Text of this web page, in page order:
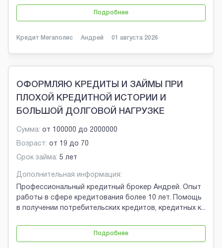
Подробнее
Кредит Мегаполис Андрей 01 августа 2026
ОФОРМЛЯЮ КРЕДИТЫ И ЗАЙМЫ ПРИ
ПЛОХОЙ КРЕДИТНОЙ ИСТОРИИ И
БОЛЬШОЙ ДОЛГОВОЙ НАГРУЗКЕ
Сумма: от 100000 до 2000000
Возраст: от 19 до 70
Срок займа: 5 лет
Дополнительная информация:
Профессиональный кредитный брокер Андрей. Опыт
работы в сфере кредитования более 10 лет. Помощь
в получении потребительских кредитов, кредитных к...
Подробнее